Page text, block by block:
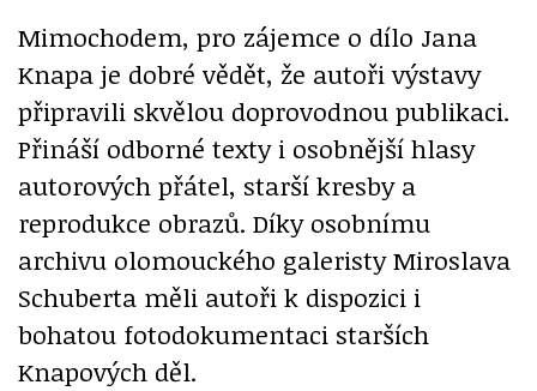
Mimochodem, pro zájemce o dílo Jana
Knapa je dobré vědět, že autoři výstavy
připravili skvělou doprovodnou publikaci.
Přináší odborné texty i osobnější hlasy
autorových přátel, starší kresby a
reprodukce obrazů. Díky osobnímu
archivu olomouckého galeristy Miroslava
Schuberta měli autoři k dispozici i
bohatou fotodokumentaci starších
Knapových děl.